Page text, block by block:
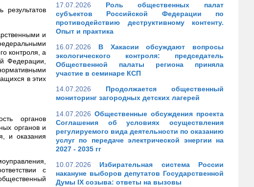
результатов
и
контроля, а
Федерации,
в этих
органов
органов и
и оказания
с
17.07.2026
Роль общественных палат
субъектов Российской Федерации по
противодействию деструктивному контенту.
Опыт и практика
16.07.2026
В Хакасии обсуждают вопросы
экологического контроля: председатель
Общественной палаты региона приняла
участие в семинаре КСП
14.07.2026
Продолжается общественный
мониторинг загородных детских лагерей
14.07.2026 Общественные обсуждения проекта
Соглашения об условиях осуществления
регулируемого вида деятельности по оказанию
услуг по передаче электрической энергии на
2027 - 2035 гг
10.07.2026
Избирательная система России
накануне выборов депутатов Государственной
Думы IX созыва: ответы на вызовы